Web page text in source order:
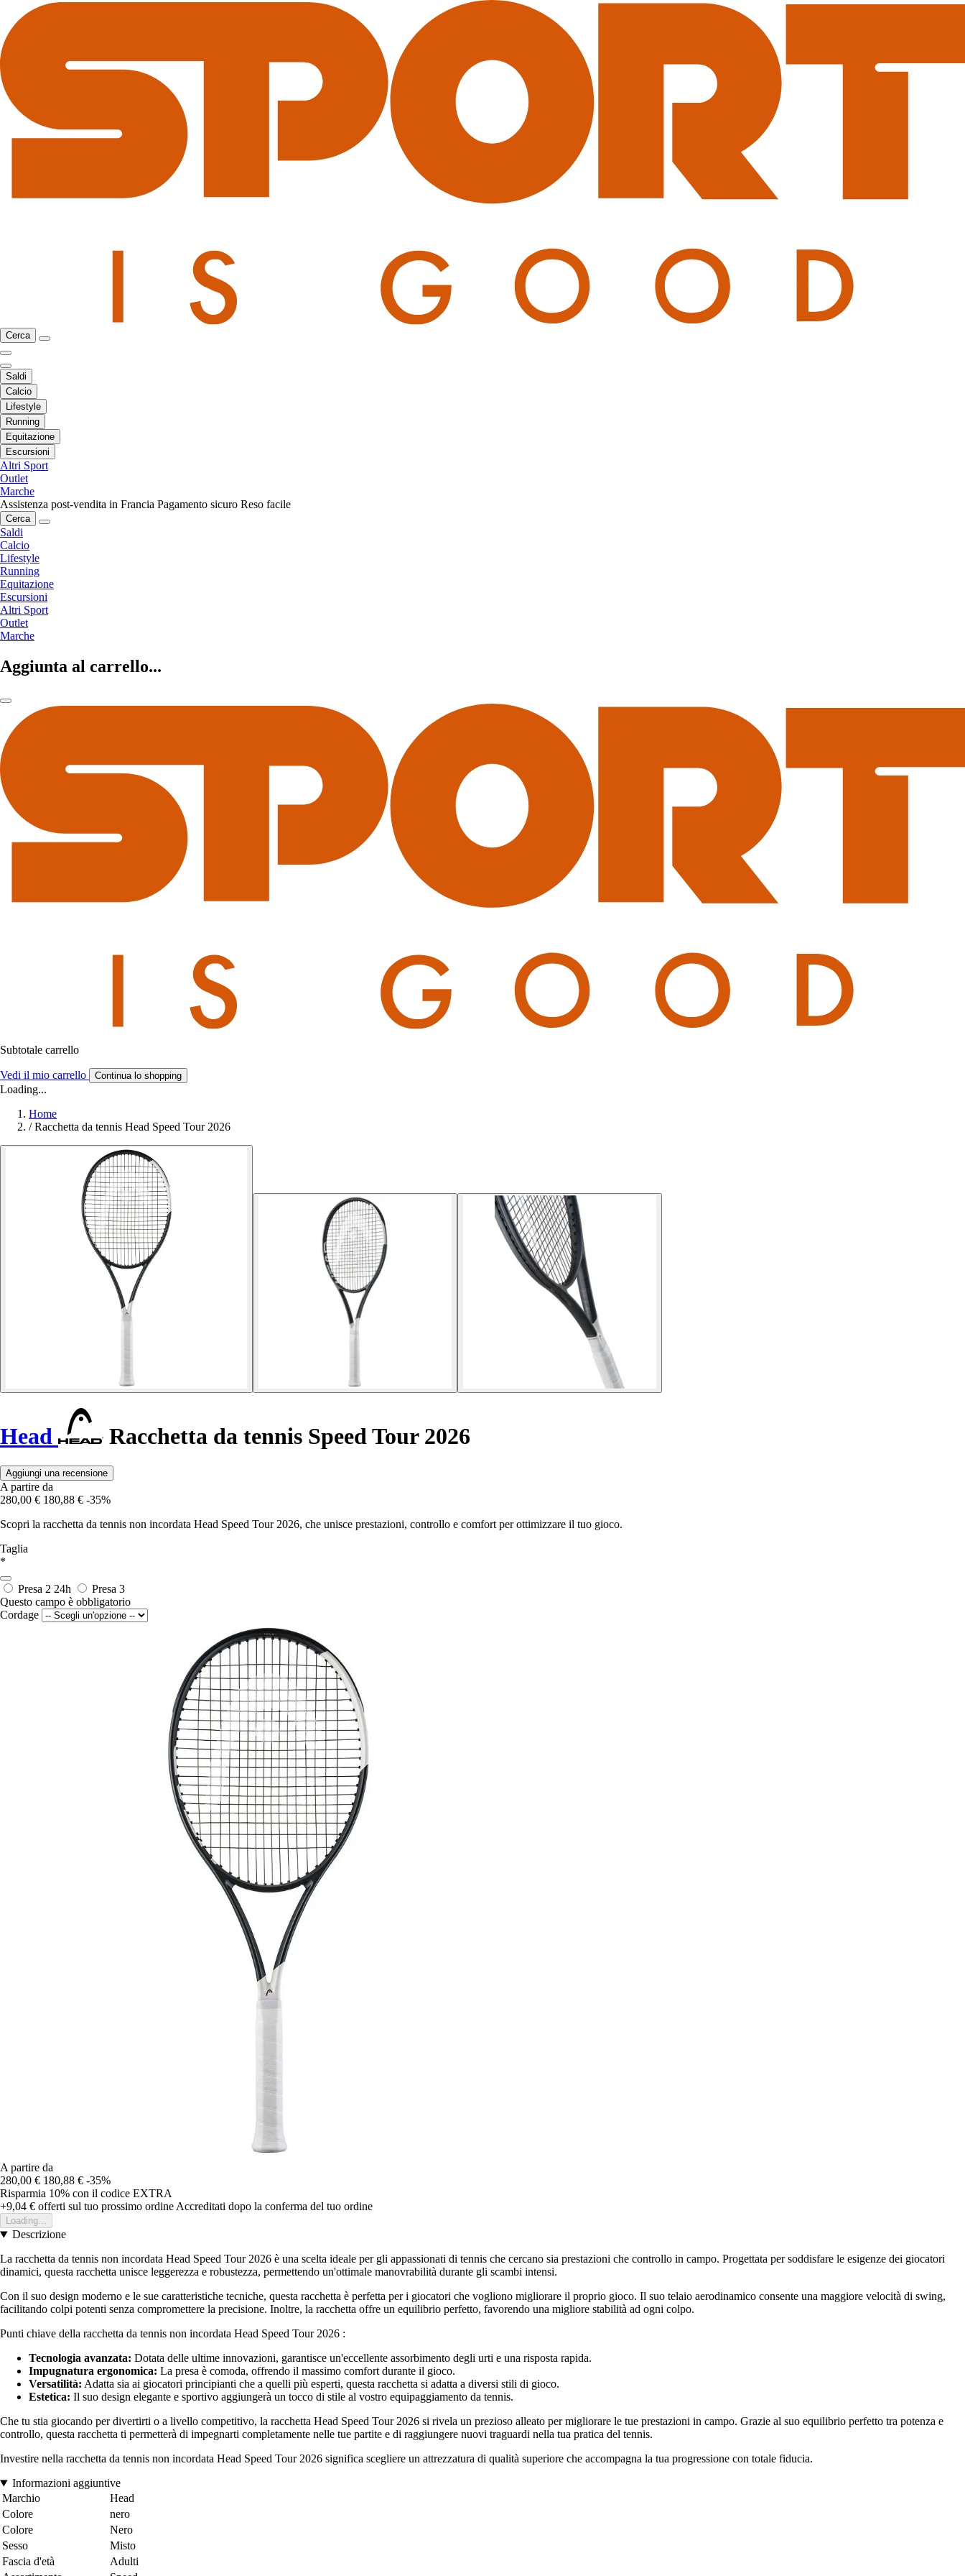
Cerca
Saldi
Calcio
Lifestyle
Running
Equitazione
Escursioni
Altri Sport
Outlet
Marche
Assistenza post-vendita in Francia Pagamento sicuro Reso facile
Cerca
Saldi
Calcio
Lifestyle
Running
Equitazione
Escursioni
Altri Sport
Outlet
Marche
Aggiunta al carrello...
Subtotale carrello
Vedi il mio carrello Continua lo shopping
Loading...
Home
/ Racchetta da tennis Head Speed Tour 2026
Head Racchetta da tennis Speed Tour 2026
Aggiungi una recensione
A partire da
280,00 € 180,88 € -35%
Scopri la racchetta da tennis non incordata Head Speed Tour 2026, che unisce prestazioni, controllo e comfort per ottimizzare il tuo gioco.
Taglia
*
Presa 2 24h
Presa 3
Questo campo è obbligatorio
Cordage
A partire da
280,00 € 180,88 € -35%
Risparmia 10% con il codice EXTRA
+9,04 € offerti sul tuo prossimo ordine Accreditati dopo la conferma del tuo ordine
Loading...
Descrizione
La racchetta da tennis non incordata Head Speed Tour 2026 è una scelta ideale per gli appassionati di tennis che cercano sia prestazioni che controllo in campo. Progettata per soddisfare le esigenze dei giocatori
dinamici, questa racchetta unisce leggerezza e robustezza, permettendo un'ottimale manovrabilità durante gli scambi intensi.
Con il suo design moderno e le sue caratteristiche tecniche, questa racchetta è perfetta per i giocatori che vogliono migliorare il proprio gioco. Il suo telaio aerodinamico consente una maggiore velocità di swing,
facilitando colpi potenti senza compromettere la precisione. Inoltre, la racchetta offre un equilibrio perfetto, favorendo una migliore stabilità ad ogni colpo.
Punti chiave della racchetta da tennis non incordata Head Speed Tour 2026 :
Tecnologia avanzata: Dotata delle ultime innovazioni, garantisce un'eccellente assorbimento degli urti e una risposta rapida.
Impugnatura ergonomica: La presa è comoda, offrendo il massimo comfort durante il gioco.
Versatilità: Adatta sia ai giocatori principianti che a quelli più esperti, questa racchetta si adatta a diversi stili di gioco.
Estetica: Il suo design elegante e sportivo aggiungerà un tocco di stile al vostro equipaggiamento da tennis.
Che tu stia giocando per divertirti o a livello competitivo, la racchetta Head Speed Tour 2026 si rivela un prezioso alleato per migliorare le tue prestazioni in campo. Grazie al suo equilibrio perfetto tra potenza e
controllo, questa racchetta ti permetterà di impegnarti completamente nelle tue partite e di raggiungere nuovi traguardi nella tua pratica del tennis.
Investire nella racchetta da tennis non incordata Head Speed Tour 2026 significa scegliere un attrezzatura di qualità superiore che accompagna la tua progressione con totale fiducia.
Informazioni aggiuntive
Marchio
Head
Colore
nero
Colore
Nero
Sesso
Misto
Fascia d'età
Adulti